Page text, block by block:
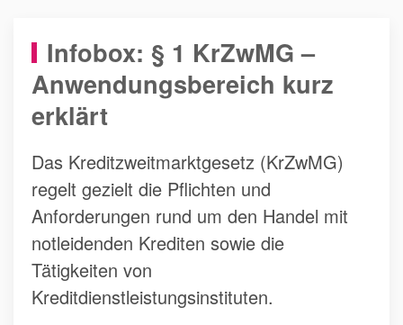
Infobox: § 1 KrZwMG –
Anwendungsbereich kurz
erklärt
Das Kreditzweitmarktgesetz (KrZwMG)
regelt gezielt die Pflichten und
Anforderungen rund um den Handel mit
notleidenden Krediten sowie die
Tätigkeiten von
Kreditdienstleistungsinstituten.